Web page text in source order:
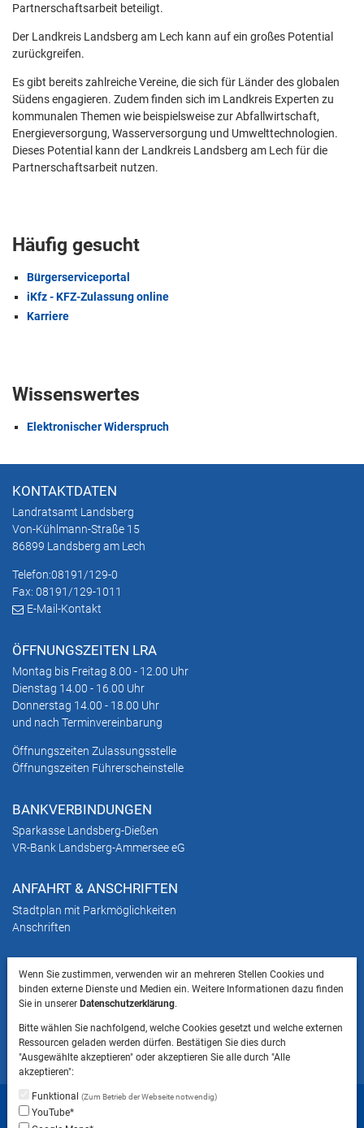
Partnerschaftsarbeit beteiligt.
Der Landkreis Landsberg am Lech kann auf ein großes Potential
zurückgreifen.
Es gibt bereits zahlreiche Vereine, die sich für Länder des globalen
Südens engagieren. Zudem finden sich im Landkreis Experten zu
kommunalen Themen wie beispielsweise zur Abfallwirtschaft,
Energieversorgung, Wasserversorgung und Umwelttechnologien.
Dieses Potential kann der Landkreis Landsberg am Lech für die
Partnerschaftsarbeit nutzen.
Häufig gesucht
Bürgerserviceportal
iKfz - KFZ-Zulassung online
Karriere
Wissenswertes
Elektronischer Widerspruch
KONTAKTDATEN
Landratsamt Landsberg
Von-Kühlmann-Straße 15
86899 Landsberg am Lech
Telefon:08191/129-0
Fax: 08191/129-1011
E-Mail-Kontakt
ÖFFNUNGSZEITEN LRA
Montag bis Freitag 8.00 - 12.00 Uhr
Dienstag 14.00 - 16.00 Uhr
Donnerstag 14.00 - 18.00 Uhr
und nach Terminvereinbarung
Öffnungszeiten Zulassungsstelle
Öffnungszeiten Führerscheinstelle
BANKVERBINDUNGEN
Sparkasse Landsberg-Dießen
VR-Bank Landsberg-Ammersee eG
ANFAHRT & ANSCHRIFTEN
Stadtplan mit Parkmöglichkeiten
Anschriften
HINWEIS
Bitte beachten Sie, dass das Mitbringen von Tieren
ins Landratsamt Landsberg am Lech NICHT
gestattet ist.
Startseite Sitemap
Datenschutzerklärung
Datenschutzeinstellungen
Wenn Sie zustimmen, verwenden wir an mehreren Stellen Cookies und
binden externe Dienste und Medien ein. Weitere Informationen dazu finden
Sie in unsererDatenschutzerklärung.
Bitte wählen Sie nachfolgend, welche Cookies gesetzt und welche externen
Ressourcen geladen werden dürfen. Bestätigen Sie dies durch
"Ausgewählte akzeptieren" oder akzeptieren Sie alle durch "Alle
akzeptieren":
Funktional(Zum Betrieb der Webseite notwendig)
YouTube*